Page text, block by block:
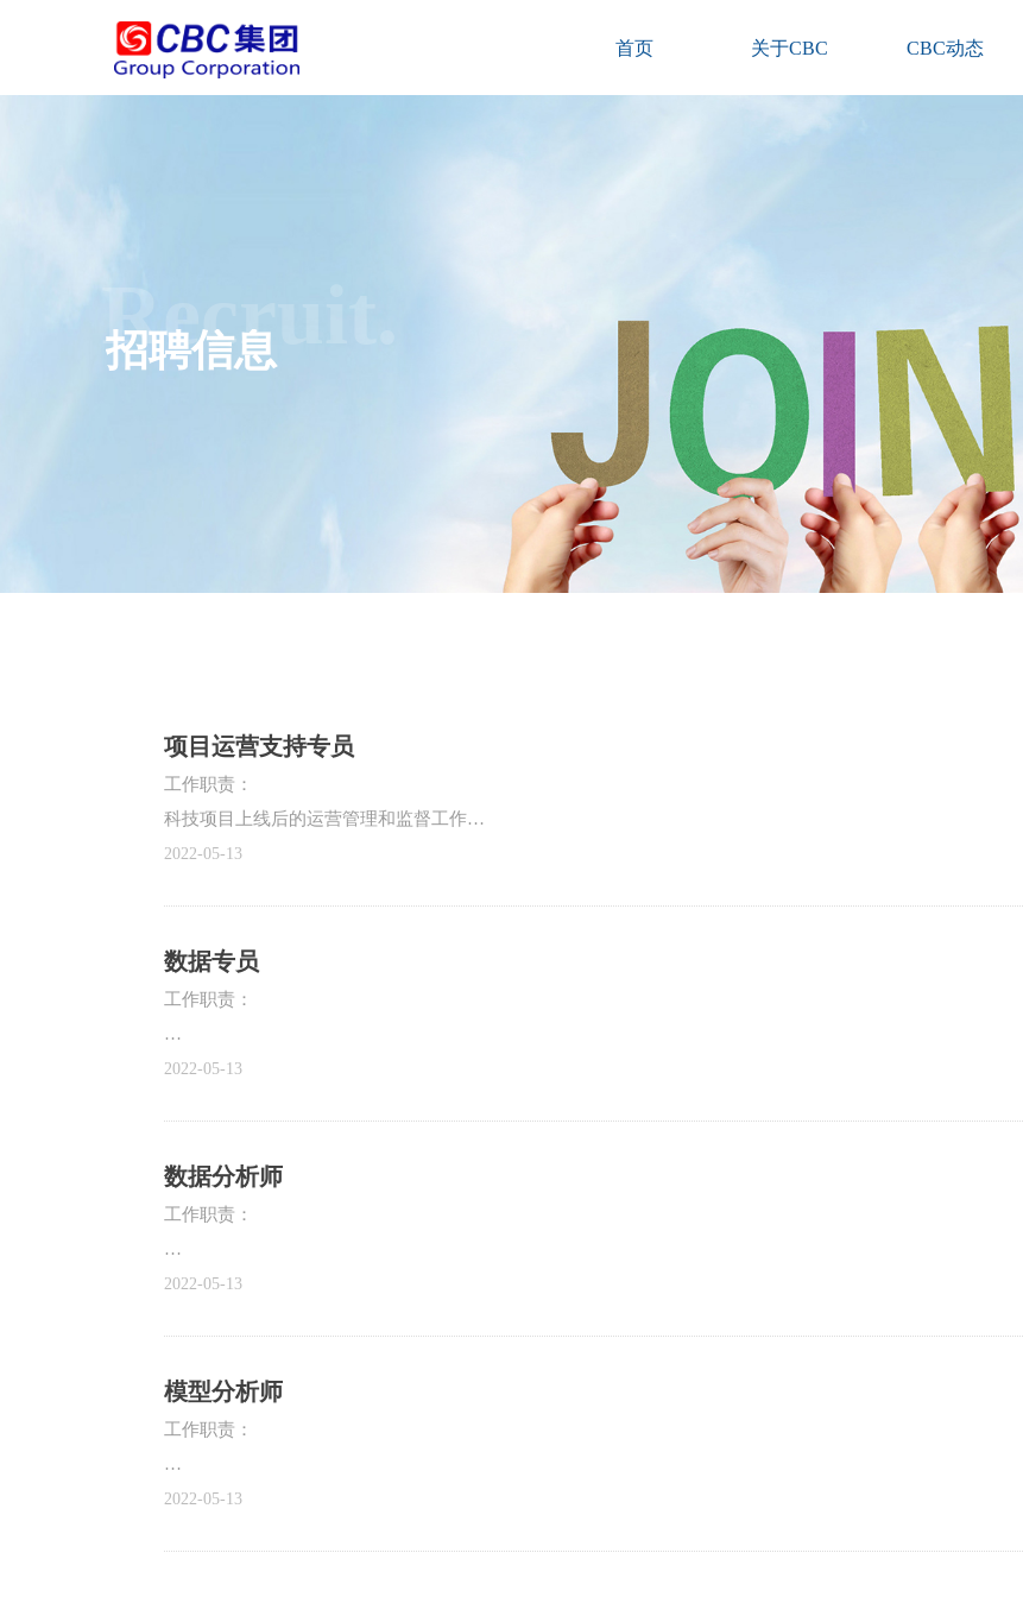
首页 关于CBC CBC动态
Recruit.
招聘信息
项目运营支持专员
工作职责：
科技项目上线后的运营管理和监督工作
1、 集团内科技项目上线后的运营管理工作；
3） 收集项目各项运营数据，并对数据进行各种维度的分析并建立多维度模型；定期向集团领导输出项目运作
4） 协助运营分析体系流程建设，对现有流程提出可行性建议；
6） 领导安排的其他工作。
2022-05-13
数据专员
工作职责：
1.负责数据统计分析需求的技术实现，包括但不限于数据查询需求、报表设计需求、可视化需求等；
3.负责分析数据的日常维护，问题修复，数据处理和文档维护，梳理数据侧的系统需求；
4.完成上级交办的其他工作。
2022-05-13
数据分析师
工作职责：
1、识别业务运营的关键指标，建立业务指标体系，输出各维度/颗粒度的业务看板，跟踪实时、日、周、月等
3、定位影响业务增长的核心因素，协助制定优化建议并推进落地；
4、协同业务侧推动策略落地，通过数据监控/业务调研等手段确保策略有效性。
2022-05-13
模型分析师
工作职责：
1、负责业务模型的设计、开发和实施；
2022-05-13